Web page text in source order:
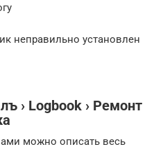
неправильно установлен
› Logbook › Ремонт
можно описать весь